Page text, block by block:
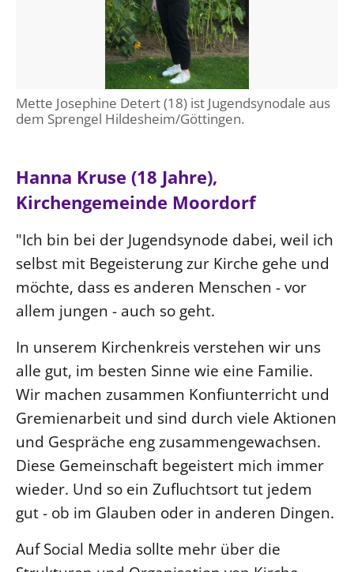
Mette Josephine Detert (18) ist Jugendsynodale aus
dem Sprengel Hildesheim/Göttingen.
Hanna Kruse (18 Jahre),
Kirchengemeinde Moordorf
"Ich bin bei der Jugendsynode dabei, weil ich
selbst mit Begeisterung zur Kirche gehe und
möchte, dass es anderen Menschen - vor
allem jungen - auch so geht.
In unserem Kirchenkreis verstehen wir uns
alle gut, im besten Sinne wie eine Familie.
Wir machen zusammen Konfiunterricht und
Gremienarbeit und sind durch viele Aktionen
und Gespräche eng zusammengewachsen.
Diese Gemeinschaft begeistert mich immer
wieder. Und so ein Zufluchtsort tut jedem
gut - ob im Glauben oder in anderen Dingen.
Auf Social Media sollte mehr über die